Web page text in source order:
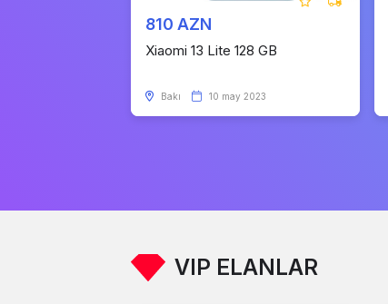
810 AZN
Xiaomi 13 Lite 128 GB
Bakı 10 may 2023
VIP ELANLAR